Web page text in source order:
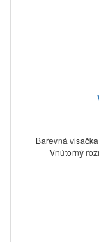
Barevná
Vnútorný